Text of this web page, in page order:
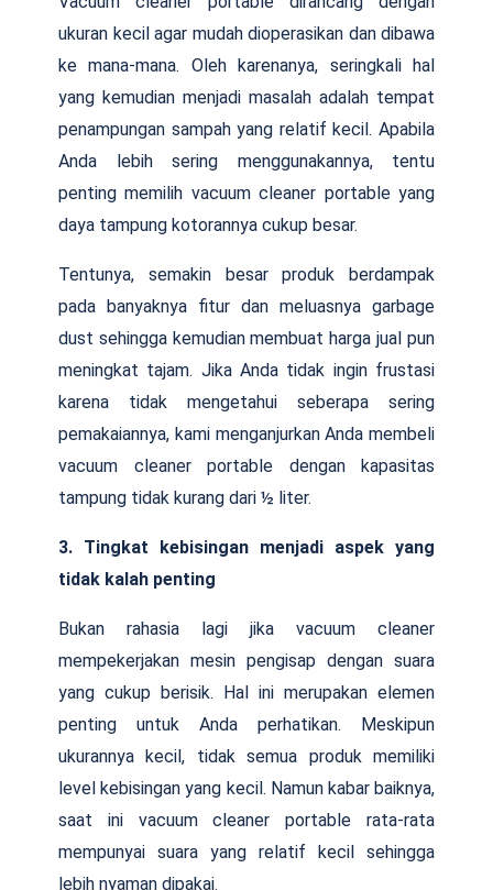
ukuran kecil agar mudah dioperasikan dan dibawa
ke mana-mana. Oleh karenanya, seringkali hal
yang kemudian menjadi masalah adalah tempat
penampungan sampah yang relatif kecil. Apabila
Anda lebih sering menggunakannya, tentu
penting memilih vacuum cleaner portable yang
daya tampung kotorannya cukup besar.
Tentunya, semakin besar produk berdampak
pada banyaknya fitur dan meluasnya garbage
dust sehingga kemudian membuat harga jual pun
meningkat tajam. Jika Anda tidak ingin frustasi
karena tidak mengetahui seberapa sering
pemakaiannya, kami menganjurkan Anda membeli
vacuum cleaner portable dengan kapasitas
tampung tidak kurang dari ½ liter.
3. Tingkat kebisingan menjadi aspek yang
tidak kalah penting
Bukan rahasia lagi jika vacuum cleaner
mempekerjakan mesin pengisap dengan suara
yang cukup berisik. Hal ini merupakan elemen
penting untuk Anda perhatikan. Meskipun
ukurannya kecil, tidak semua produk memiliki
level kebisingan yang kecil. Namun kabar baiknya,
saat ini vacuum cleaner portable rata-rata
mempunyai suara yang relatif kecil sehingga
lebih nyaman dipakai.